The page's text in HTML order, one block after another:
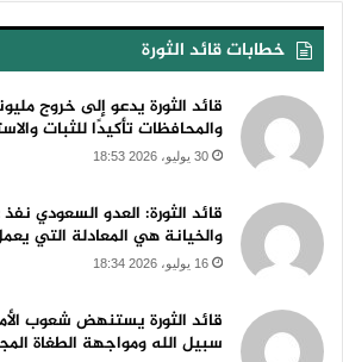
خطابات قائد الثورة
قائد الثورة يدعو إلى خروج
والمحافظات تأكيدًا للثبات
30 يوليو، 2026 18:53
قائد الثورة: العدو السعودي
والخيانة هي المعادلة التي
16 يوليو، 2026 18:34
قائد الثورة يستنهض شعوب
سبيل الله ومواجهة الطغاة